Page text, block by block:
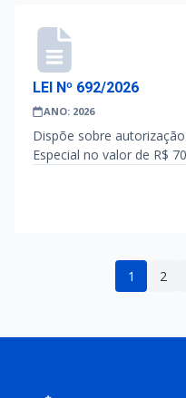
LEI Nº 692/2026
ANO: 2026
Dispõe sobre
Especial no valor de R$
1 2